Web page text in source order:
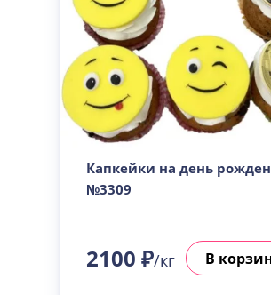
Капкейки на день
№3309
2100 ₽/кг В